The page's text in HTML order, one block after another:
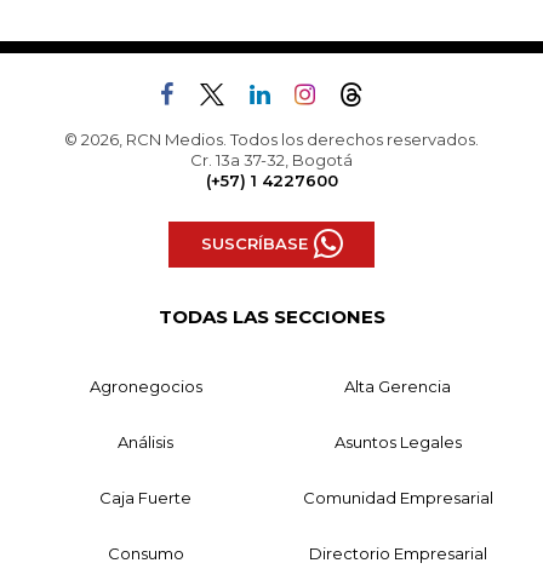
© 2026, RCN Medios. Todos los derechos reservados.
Cr. 13a 37-32, Bogotá
(+57) 1 4227600
SUSCRÍBASE
TODAS LAS SECCIONES
Agronegocios Alta Gerencia
Análisis Asuntos Legales
Caja Fuerte Comunidad Empresarial
Consumo Directorio Empresarial